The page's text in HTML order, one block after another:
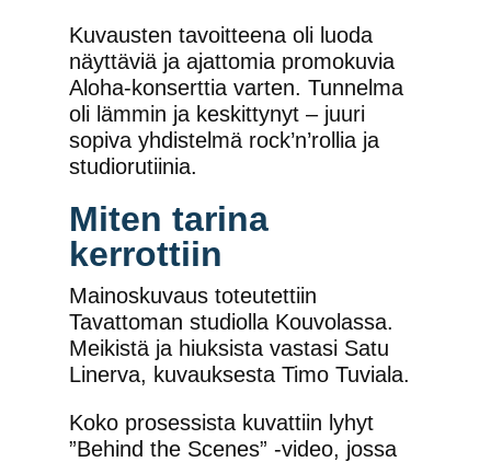
Kuvausten tavoitteena oli luoda
näyttäviä ja ajattomia promokuvia
Aloha-konserttia varten. Tunnelma
oli lämmin ja keskittynyt – juuri
sopiva yhdistelmä rock’n’rollia ja
studiorutiinia.
Miten tarina
kerrottiin
Mainoskuvaus toteutettiin
Tavattoman studiolla Kouvolassa.
Meikistä ja hiuksista vastasi Satu
Linerva, kuvauksesta Timo Tuviala.
Koko prosessista kuvattiin lyhyt
”Behind the Scenes” -video, jossa